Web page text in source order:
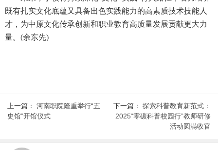
既有扎实文化底蕴又具备出色实践能力的高素质技术技能人
才，为中原文化传承创新和职业教育高质量发展贡献更大力
量。(余东先)
上一篇： 河南职院隆重举行“五
史馆”开馆仪式
下一篇： 探索科普教育新范式：
2025“零碳科普校园行”教师研修
活动圆满收官